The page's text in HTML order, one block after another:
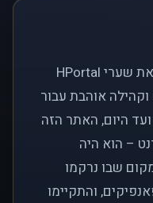
לפני כמעט שני עשורים, פתחנו את שערי HPortal
אוהבת עבור
היום, האתר הזה
– הוא היה
שבו נרקמו
והתקיימו